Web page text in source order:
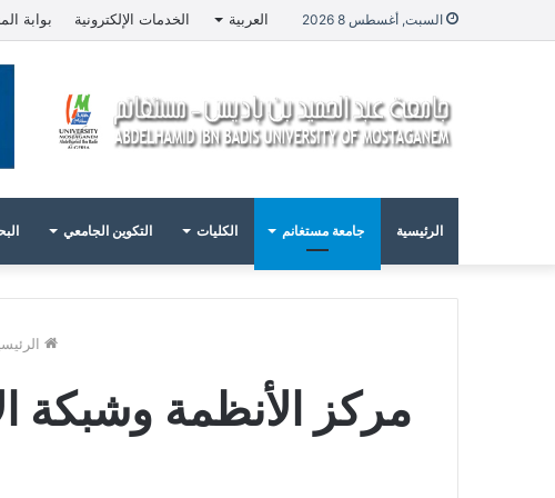
السبت, أغسطس 8 2026 العربية الخدمات الإلكترونية بوابة
الرئيسية جامعة مستغانم الكليات التكوين الجامعي
مركز الأنظمة وشبكة